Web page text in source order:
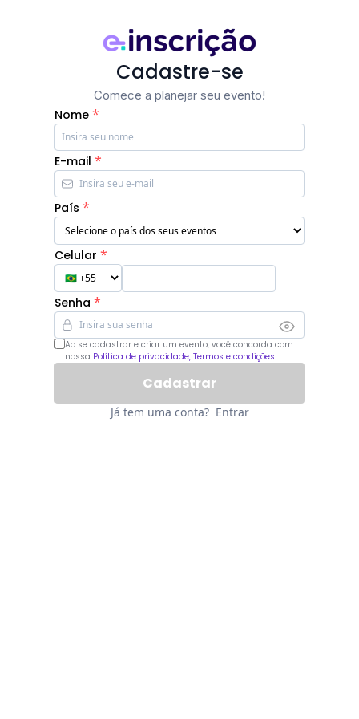
Cadastre-se
Comece a planejar seu evento!
Nome *
E-mail *
País *
Celular *
Senha *
Ao se cadastrar e criar um evento, você concorda com
nossa Política de privacidade, Termos e condições
Já tem uma conta? Entrar